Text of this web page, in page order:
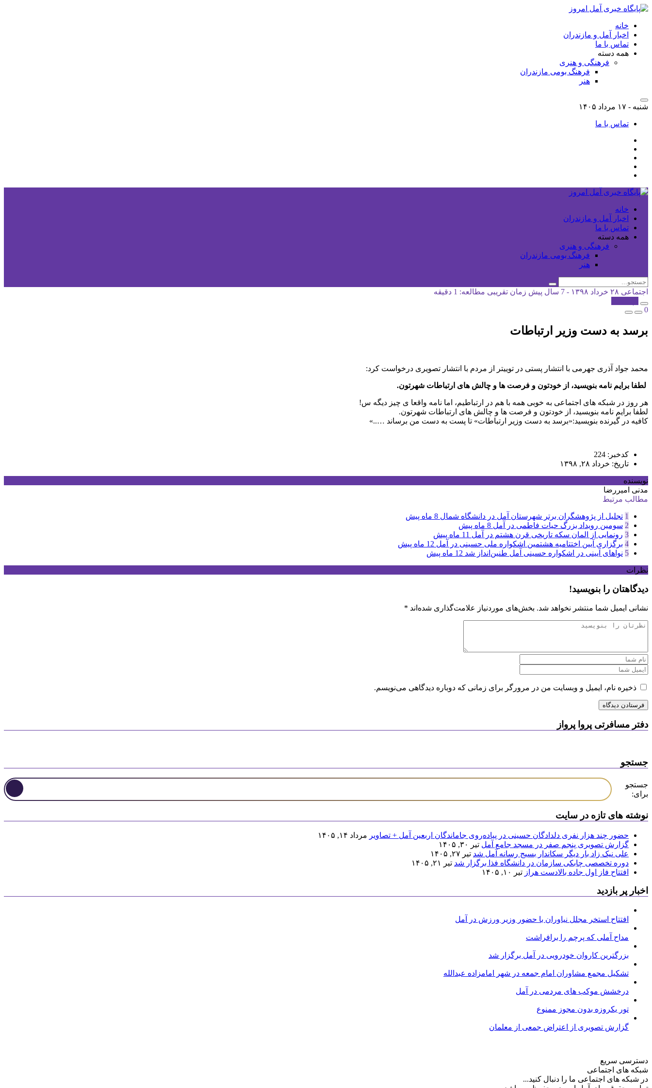
خانه
اخبار آمل و مازندران
تماس با ما
همه دسته
فرهنگی و هنری
فرهنگ بومی مازندران
هنر
شنبه - ۱۷ مرداد ۱۴۰۵
تماس با ما
خانه
اخبار آمل و مازندران
تماس با ما
همه دسته
فرهنگی و هنری
فرهنگ بومی مازندران
هنر
اجتماعی ۲۸ خرداد ۱۳۹۸ - 7 سال پیش
زمان تقریبی مطالعه: 1 دقیقه
0
برسد به دست وزیر ارتباطات
محمد جواد آذری جهرمی با انتشار پستی در توییتر از مردم با انتشار تصویری درخواست کرد:
لطفا برایم نامه بنویسید، از خودتون و فرصت ها و چالش های ارتباطات شهرتون.
هر روز در شبکه های اجتماعی به خوبی ⁧همه با هم⁩ در ارتباطیم، اما نامه واقعا ی چیز دیگه س!
لطفا برایم نامه بنویسید، از خودتون و فرصت ها و چالش های ارتباطات شهرتون.
کافیه در گیرنده بنویسید:«برسد به دست وزیر ارتباطات» تا پست به دست من برساند …..»
کدخبر: 224
تاریخ: خرداد ۲۸, ۱۳۹۸
نویسنده
مدنی امیررضا
مطالب مرتبط
1 تجلیل از پژوهشگران برتر شهرستان آمل در دانشگاه شمال 8 ماه پیش
2 سومین رویداد بزرگ حیات فاطمی در آمل 8 ماه پیش
3 رونمایی از المان سکه تاریخی قرن هشتم در آمل 11 ماه پیش
4 برگزاری آیین اختتامیه هشتمین اشکواره ملی حسینی در آمل 12 ماه پیش
5 نواهای آیینی در اشکواره حسینی آمل طنین‌انداز شد 12 ماه پیش
نظرات
دیدگاهتان را بنویسید!
نشانی ایمیل شما منتشر نخواهد شد. بخش‌های موردنیاز علامت‌گذاری شده‌اند *
ذخیره نام، ایمیل و وبسایت من در مرورگر برای زمانی که دوباره دیدگاهی می‌نویسم.
دفتر مسافرتی پروا پرواز
جستجو
جستجو
برای:
نوشته های تازه در سایت
حضور چند هزار نفری دلدادگان حسینی در پیاده‌روی جاماندگان اربعین آمل + تصاویر مرداد ۱۴, ۱۴۰۵
گزارش تصویری پنجم صفر در مسجد جامع آمل تیر ۳۰, ۱۴۰۵
علی نیک زاد بار دیگر سکاندار بسیج رسانه آمل شد تیر ۲۷, ۱۴۰۵
دوره تخصصی چابکی سازمان در دانشگاه فذا برگزار شد تیر ۲۱, ۱۴۰۵
افتتاح فاز اول جاده بالادست هراز تیر ۱۰, ۱۴۰۵
اخبار پر بازدید
افتتاح استخر مجلل نیاوران با حضور وزیر ورزش در آمل
مداح آملی که پرچم را برافراشت
بزرگترین کاروان خودرویی در آمل برگزار شد
تشکیل مجمع مشاوران امام جمعه در شهر امامزاده عبدالله
درخشش موکب های مردمی در آمل
تور یکروزه بدون مجوز ممنوع
گزارش تصویری از اعتراض جمعی از معلمان
دسترسی سریع
شبکه های اجتماعی
در شبکه های اجتماعی ما را دنبال کنید...